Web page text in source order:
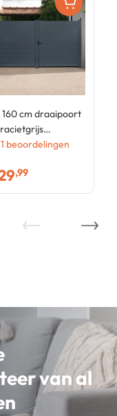
160 cm draaipoort
1 beoordelingen
,99
van al